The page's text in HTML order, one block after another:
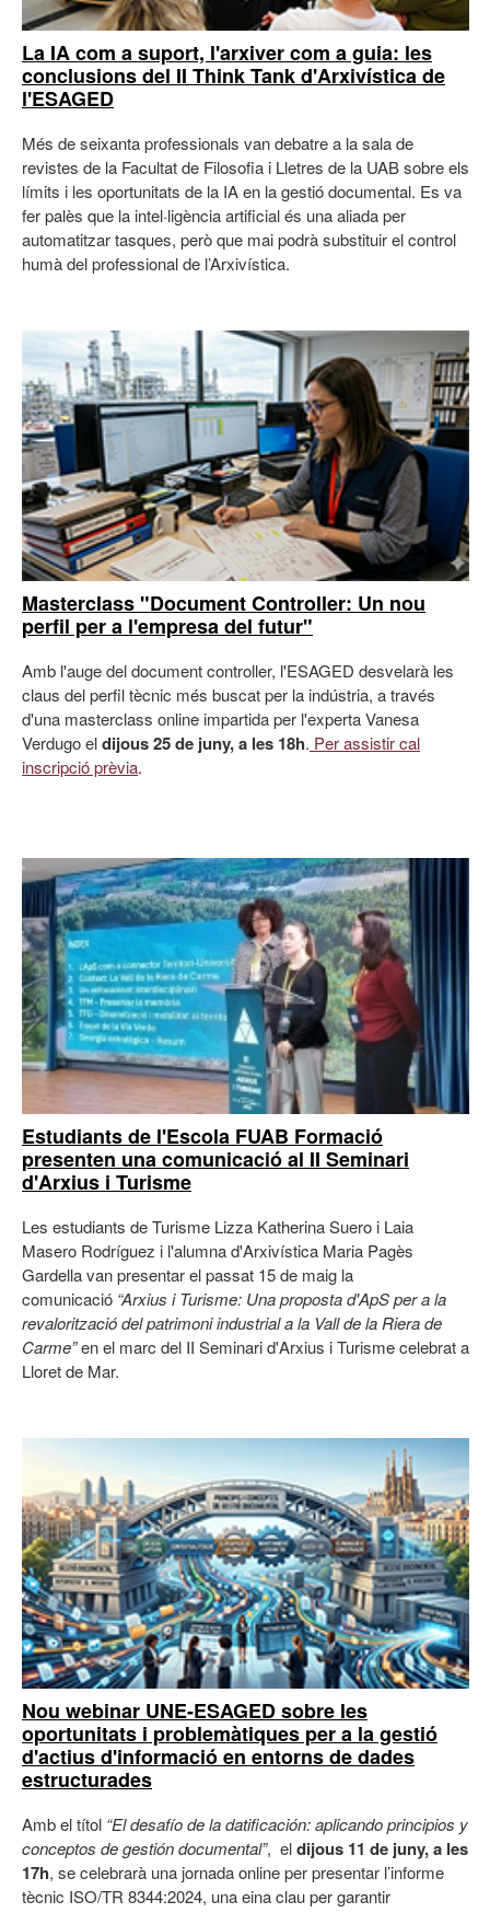
La IA com a suport, l'arxiver com a guia: les
conclusions del II Think Tank d'Arxivística de
l'ESAGED
Més de seixanta professionals van debatre a la sala de
revistes de la Facultat de Filosofia i Lletres de la UAB sobre els
límits i les oportunitats de la IA en la gestió documental. Es va
fer palès que la intel·ligència artificial és una aliada per
automatitzar tasques, però que mai podrà substituir el control
humà del professional de l’Arxivística.
Masterclass "Document Controller: Un nou
perfil per a l'empresa del futur"
Amb l'auge del document controller, l'ESAGED desvelarà les
claus del perfil tècnic més buscat per la indústria, a través
d'una masterclass online impartida per l'experta Vanesa
Verdugo eldijous 25 de juny, a les 18h. Per assistir cal
inscripció prèvia.
Estudiants de l'Escola FUAB Formació
presenten una comunicació al II Seminari
d'Arxius i Turisme
Les estudiants de Turisme Lizza Katherina Suero i Laia
Masero Rodríguez i l'alumna d'Arxivística Maria Pagès
Gardella van presentar el passat 15 de maig la
comunicació “Arxius i Turisme: Una proposta d'ApS per a la
revalorització del patrimoni industrial a la Vall de la Riera de
Carme”en el marc del II Seminari d'Arxius i Turisme celebrat a
Lloret de Mar.
Nou webinar UNE-ESAGED sobre les
oportunitats i problemàtiques per a la gestió
d'actius d'informació en entorns de dades
estructurades
Amb el títol “El desafío de la datificación: aplicando principios y
conceptos de gestión documental”, eldijous 11 de juny, a les
17h, se celebrarà una jornada online per presentar l’informe
tècnic ISO/TR 8344:2024, una eina clau per garantir